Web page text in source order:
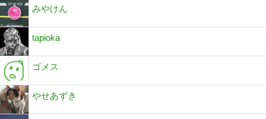
みやけん
tapioka
ゴメス
やせあずき